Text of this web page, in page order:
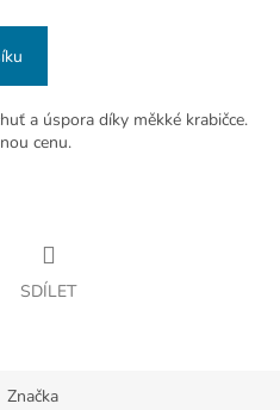
a úspora díky měkké krabičce.
cenu.
SDÍLET
Značka